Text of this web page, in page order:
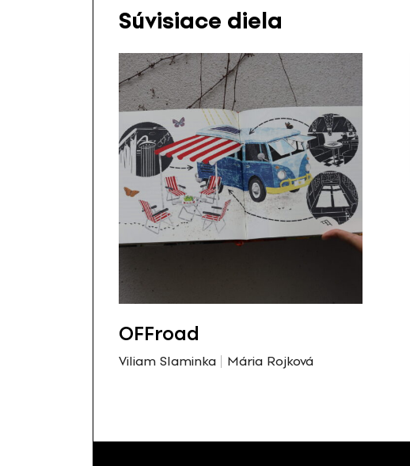
Súvisiace diela
OFFroad
Viliam Slaminka Mária Rojková